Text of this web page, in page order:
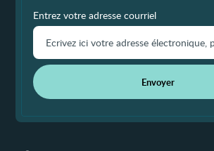
Entrez votre adresse courriel
Envoyer